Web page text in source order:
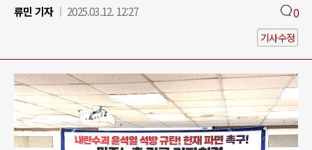
류민 기자
2025.03.12. 12:27 0
기사수정